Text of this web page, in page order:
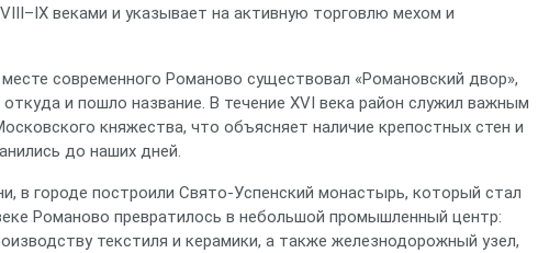
веками и указывает на активную торговлю мехом и
современного Романово существовал «Романовский двор»,
и пошло название. В течение XVI века район служил важным
княжества, что объясняет наличие крепостных стен и
до наших дней.
в городе построили Свято‑Успенский монастырь, который стал
Романово превратилось в небольшой промышленный центр:
текстиля и керамики, а также железнодорожный узел,